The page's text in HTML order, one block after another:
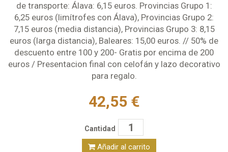
de transporte: Álava: 6,15 euros. Provincias Grupo 1:
6,25 euros (limítrofes con Álava), Provincias Grupo 2:
7,15 euros (media distancia), Provincias Grupo 3: 8,15
euros (larga distancia), Baleares: 15,00 euros. // 50% de
descuento entre 100 y 200- Gratis por encima de 200
euros / Presentacion final con celofán y lazo decorativo
para regalo.
42,55 €
Cantidad
Añadir al carrito